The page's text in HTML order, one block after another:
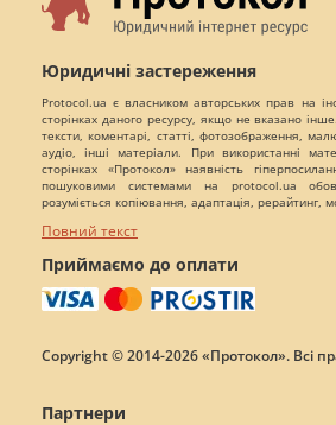
Юридичні застереження
Protocol.ua є власником авторських прав на
сторінках даного ресурсу, якщо не вказано
тексти, коментарі, статті, фотозображення,
аудіо, інші матеріали. При використанні
сторінках «Протокол» наявність
пошуковими системами на protocol.ua
розуміється копіювання, адаптація, рерайтинг,
Повний текст
Приймаємо до оплати
Copyright © 2014-2026 «Протокол». Всі
Партнери